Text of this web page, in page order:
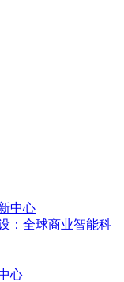
中心
：全球商业智能科
心